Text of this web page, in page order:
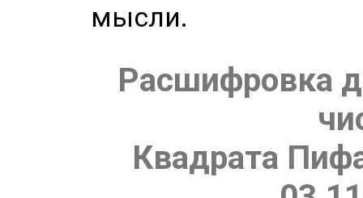
мысли.
Расшифровка
Квадрата